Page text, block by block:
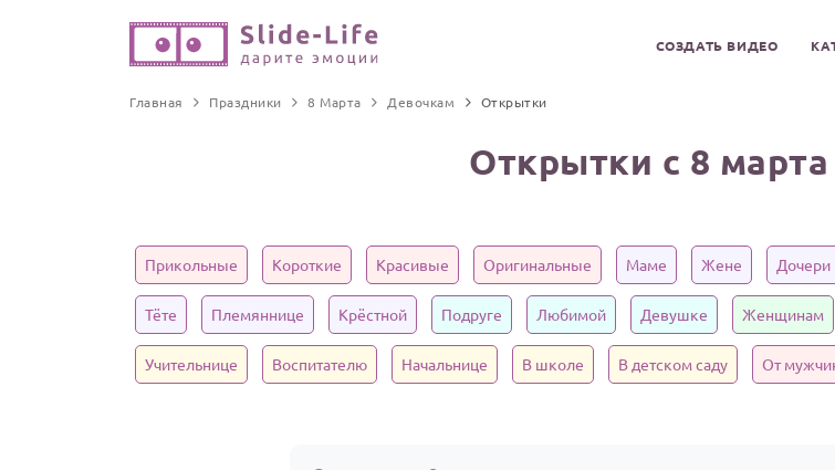
СОЗДАТЬ ВИДЕО
Главная Праздники 8 Марта Девочкам Открытки
Открытки с 8
Прикольные Короткие Красивые Оригинальные Маме Жене Дочери
Тёте Племяннице Крёстной Подруге Любимой Девушке Женщинам
Учительнице Воспитателю Начальнице В школе В детском саду От